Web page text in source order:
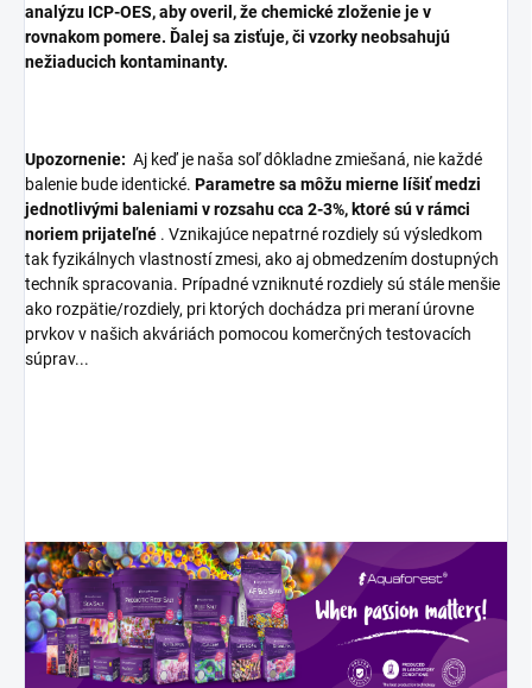
analýzu ICP-OES, aby overil, že chemické zloženie je v
rovnakom pomere. Ďalej sa zisťuje, či vzorky neobsahujú
nežiaducich kontaminanty.
Upozornenie: Aj keď je naša soľ dôkladne zmiešaná, nie každé
balenie bude identické. Parametre sa môžu mierne líšiť medzi
jednotlivými baleniami v rozsahu cca 2-3%, ktoré sú v rámci
noriem prijateľné . Vznikajúce nepatrné rozdiely sú výsledkom
tak fyzikálnych vlastností zmesi, ako aj obmedzením dostupných
techník spracovania. Prípadné vzniknuté rozdiely sú stále menšie
ako rozpätie/rozdiely, pri ktorých dochádza pri meraní úrovne
prvkov v našich akváriách pomocou komerčných testovacích
súprav...